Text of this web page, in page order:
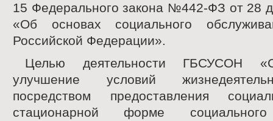
15 Федерального закона №442-ФЗ от 28
«Об основах социального
Российской Федерации».
Целью деятельности ГБСУСОН
улучшение условий
посредством предоставления
стационарной форме